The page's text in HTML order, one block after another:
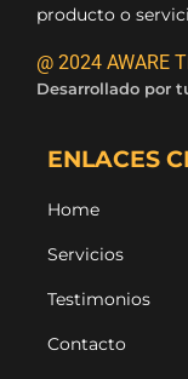
producto o
@ 2024 AWARE
Desarrollado por
ENLACES
Home
Servicios
Testimonios
Contacto